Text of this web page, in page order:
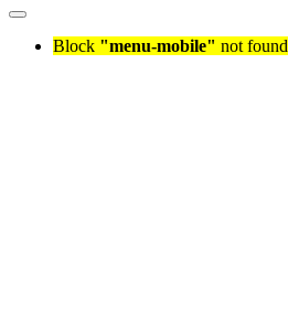
Block "menu-mobile" not found